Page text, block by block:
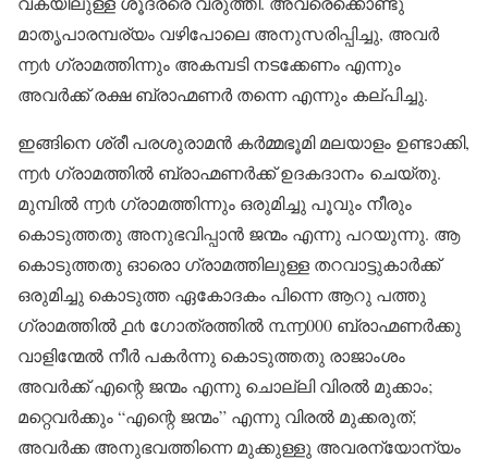
മാതൃപാരമ്പര്യം വഴിപോലെ അനുസരിപ്പിച്ചു, അവർ
൬൪ ഗ്രാമത്തിന്നും അകമ്പടി നടക്കേണം എന്നും
അവർക്ക് രക്ഷ ബ്രാഹ്മണർ തന്നെ എന്നും കല്പിച്ചു.
ഇങ്ങിനെ ശ്രീ പരശുരാമൻ കർമ്മഭൂമി മലയാളം ഉണ്ടാക്കി,
൬൪ ഗ്രാമത്തിൽ ബ്രാഹ്മണർക്ക് ഉദകദാനം ചെയ്തു.
മുമ്പിൽ ൬൪ ഗ്രാമത്തിന്നും ഒരുമിച്ചു പൂവും നീരും
കൊടുത്തതു അനുഭവിപ്പാൻ ജന്മം എന്നു പറയുന്നു. ആ
കൊടുത്തതു ഓരൊ ഗ്രാമത്തിലുള്ള തറവാട്ടുകാർക്ക്
ഒരുമിച്ചു കൊടുത്ത ഏകോദകം പിന്നെ ആറു പത്തു
ഗ്രാമത്തിൽ ൧൪ ഗോത്രത്തിൽ ൩൬000 ബ്രാഹ്മണർക്കു
വാളിന്മേൽ നീർ പകർന്നു കൊടുത്തതു രാജാംശം
അവർക്ക് എന്റെ ജന്മം എന്നു ചൊല്ലി വിരൽ മുക്കാം;
മറ്റെവർക്കും “എന്റെ ജന്മം” എന്നു വിരൽ മുക്കരുത്;
അവർക്ക അനുഭവത്തിന്നെ മുക്കുള്ളു അവരന്യോന്യം